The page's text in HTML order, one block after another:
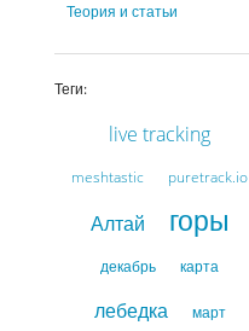
Теория и статьи
Теги:
live tracking
meshtastic puretrack.io
Алтай горы
декабрь карта
лебедка март